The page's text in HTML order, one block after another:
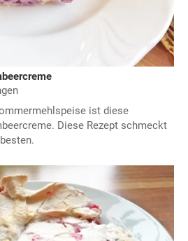
ist diese
Diese Rezept schmeckt